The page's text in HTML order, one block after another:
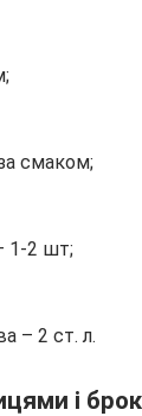
смаком;
1-2 шт;
– 2 ст. л.
і